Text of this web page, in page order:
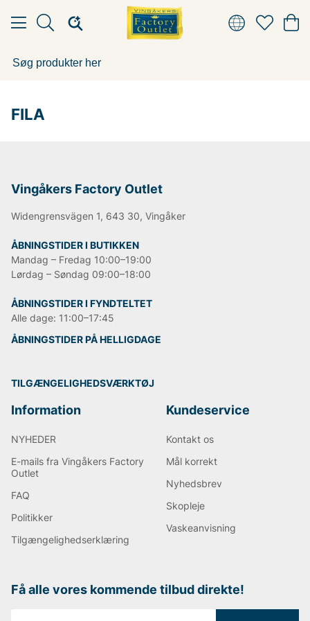
FILA
Vingåkers Factory Outlet
Widengrensvägen 1, 643 30, Vingåker
ÅBNINGSTIDER I BUTIKKEN
Mandag – Fredag 10:00–19:00
Lørdag – Søndag 09:00–18:00
ÅBNINGSTIDER I FYNDTELTET
Alle dage: 11:00–17:45
ÅBNINGSTIDER PÅ HELLIGDAGE
TILGÆNGELIGHEDSVÆRKTØJ
Information
NYHEDER
E-mails fra Vingåkers Factory
Outlet
FAQ
Politikker
Tilgængelighedserklæring
Kundeservice
Kontakt os
Mål korrekt
Nyhedsbrev
Skopleje
Vaskeanvisning
Få alle vores kommende tilbud direkte!